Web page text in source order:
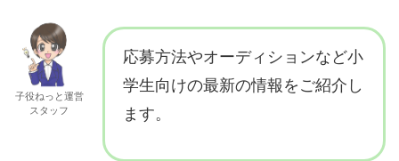
子役ねっと運営
スタッフ
応募方法やオーディションなど小
学生向けの最新の情報をご紹介し
ます。